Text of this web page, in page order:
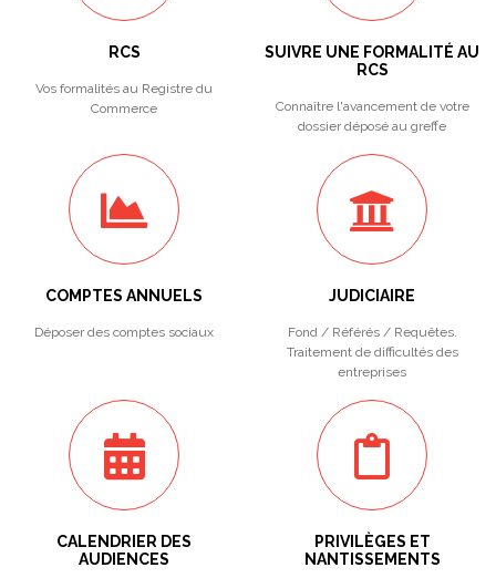
RCS
Vos formalités au Registre du
Commerce
SUIVRE UNE FORMALITÉ AU
RCS
Connaître l'avancement de votre
dossier déposé au greffe
COMPTES ANNUELS
Déposer des comptes sociaux
JUDICIAIRE
Fond / Référés / Requêtes.
Traitement de difficultés des
entreprises
CALENDRIER DES
AUDIENCES
PRIVILÈGES ET
NANTISSEMENTS